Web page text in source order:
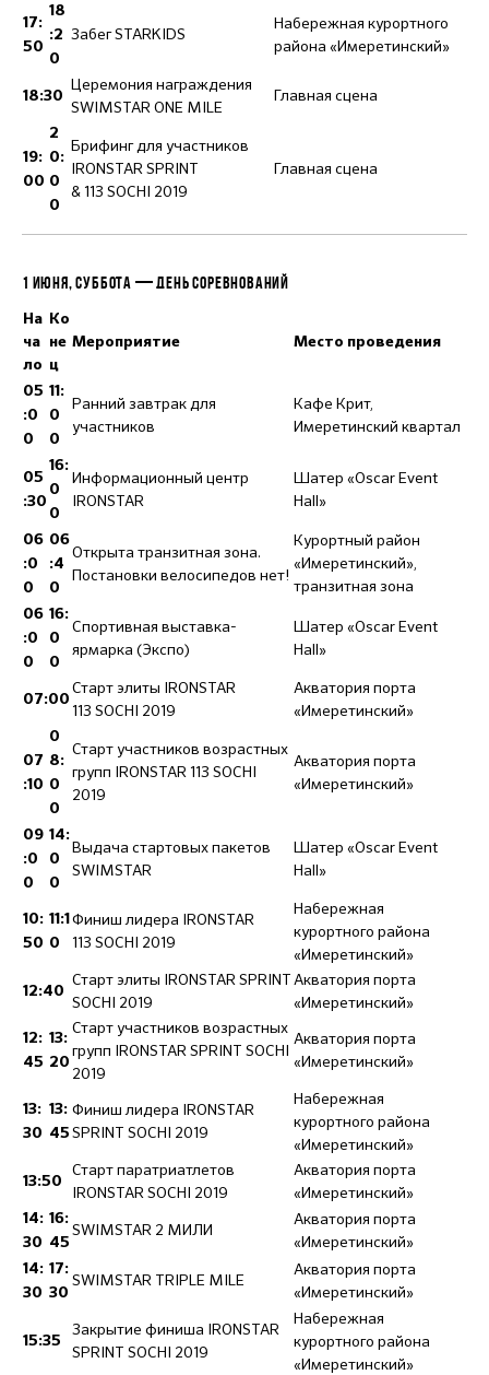
17:
50
18
:2
0
Забег STARKIDS
Набережная курортного
района «Имеретинский»
18:30
Церемония награждения
SWIMSTAR ONE MILE
Главная сцена
19:
00
2
0:
0
0
Брифинг для участников
IRONSTAR SPRINT
& 113 SOCHI 2019
Главная сцена
1 ИЮНЯ, СУББОТА — ДЕНЬ СОРЕВНОВАНИЙ
На
ча
ло
Ко
не
ц
Мероприятие Место проведения
05
:0
0
11:
0
0
Ранний завтрак для
участников
Кафе Крит,
Имеретинский квартал
05
:30
16:
0
0
Информационный центр
IRONSTAR
Шатер «Oscar Event
Hall»
06
:0
0
06
:4
0
Открыта транзитная зона.
Постановки велосипедов нет!
Курортный район
«Имеретинский»,
транзитная зона
06
:0
0
16:
0
0
Спортивная выставка-
ярмарка (Экспо)
Шатер «Oscar Event
Hall»
07:00
Старт элиты IRONSTAR
113 SOCHI 2019
Акватория порта
«Имеретинский»
07
:10
0
8:
0
0
Старт участников возрастных
групп IRONSTAR 113 SOCHI
2019
Акватория порта
«Имеретинский»
09
:0
0
14:
0
0
Выдача стартовых пакетов
SWIMSTAR
Шатер «Oscar Event
Hall»
10:
50
11:1
0
Финиш лидера IRONSTAR
113 SOCHI 2019
Набережная
курортного района
«Имеретинский»
12:40
Старт элиты IRONSTAR SPRINT
SOCHI 2019
Акватория порта
«Имеретинский»
12:
45
13:
20
Старт участников возрастных
групп IRONSTAR SPRINT SOCHI
2019
Акватория порта
«Имеретинский»
13:
30
13:
45
Финиш лидера IRONSTAR
SPRINT SOCHI 2019
Набережная
курортного района
«Имеретинский»
13:50
Старт паратриатлетов
IRONSTAR SOCHI 2019
Акватория порта
«Имеретинский»
14:
30
16:
45
SWIMSTAR 2 МИЛИ
Акватория порта
«Имеретинский»
14:
30
17:
30
SWIMSTAR TRIPLE MILE
Акватория порта
«Имеретинский»
15:35
Закрытие финиша IRONSTAR
SPRINT SOCHI 2019
Набережная
курортного района
«Имеретинский»